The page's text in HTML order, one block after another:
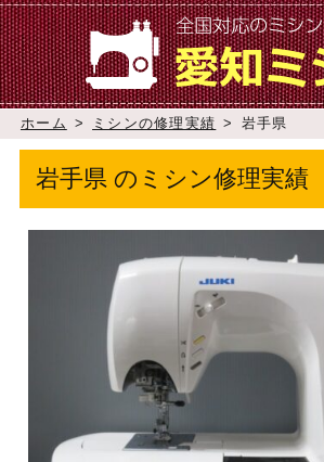
ホーム > ミシンの修理実績 > 岩手県
岩手県 のミシン修理実績